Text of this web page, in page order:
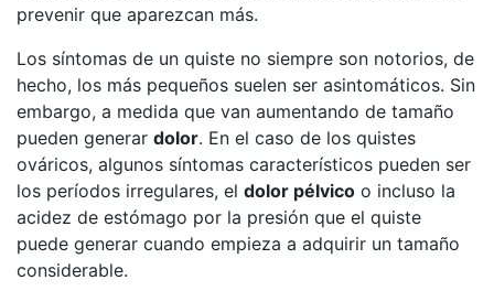
prevenir que aparezcan más.
Los síntomas de un quiste no siempre son notorios, de
hecho, los más pequeños suelen ser asintomáticos. Sin
embargo, a medida que van aumentando de tamaño
pueden generar dolor. En el caso de los quistes
ováricos, algunos síntomas característicos pueden ser
los períodos irregulares, el dolor pélvico o incluso la
acidez de estómago por la presión que el quiste
puede generar cuando empieza a adquirir un tamaño
considerable.